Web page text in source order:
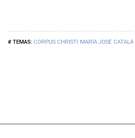
CORPUS CHRISTI MARÍA JOSÉ CATALÁ